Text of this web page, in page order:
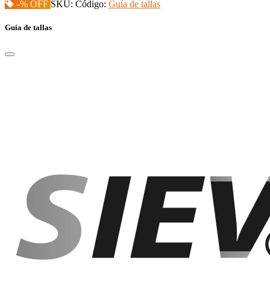
-% OFF SKU: Código: Guía de tallas
Guía de tallas